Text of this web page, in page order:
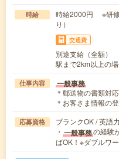
時給
時給2000円 ※研
り）
交通費
別途支給（全額）
駅まで2km以上の
仕事内容 一般事務
＊郵送物の書類対
＊お客さま情報の
応募資格
ブランクOK / 英語
・ 一般事務の経験
ばOK！※ダブルワ